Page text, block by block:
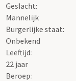
Geslacht:
Mannelijk
Burgerlijke staat:
Onbekend
Leeftijd:
22 jaar
Beroep: